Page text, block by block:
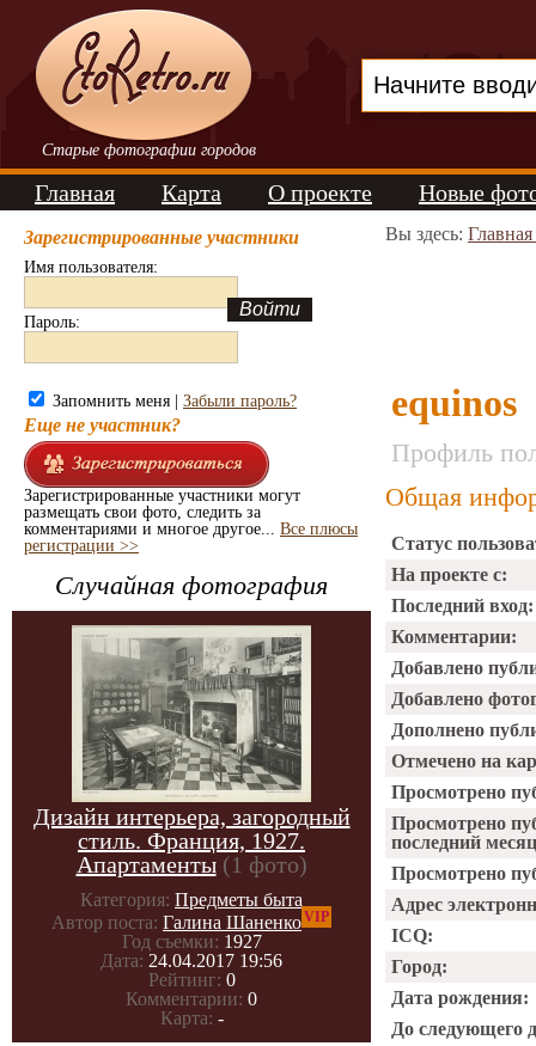
Старые фотографии городов
Главная Карта О проекте Новые
Зарегистрированные участники
Имя пользователя:
Пароль:
Запомнить меня | Забыли пароль?
Еще не участник?
Зарегистрированные участники могут
размещать свои фото, следить за
комментариями и многое другое... Все плюсы
регистрации >>
Случайная фотография
Дизайн интерьера, загородный
стиль. Франция, 1927.
Апартаменты (1 фото)
Категория: Предметы быта
Автор поста: Галина ШаненкоVIP
Год съемки: 1927
Дата: 24.04.2017 19:56
Рейтинг: 0
Комментарии: 0
Карта: -
Вы здесь:
equinos
Профиль
Общая
Статус
На проекте с:
Последний вход:
Комментарии:
Добавлено
Добавлено
Дополнено
Отмечено на
Просмотрено
Просмотрено
последний
Просмотрено
Адрес
ICQ:
Город:
Дата рождения:
До следующего